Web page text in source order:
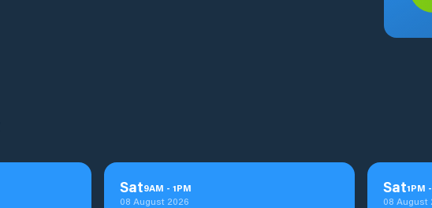
Sat9AM - 1PM
08 August 2026
Sat1PM -
08 August